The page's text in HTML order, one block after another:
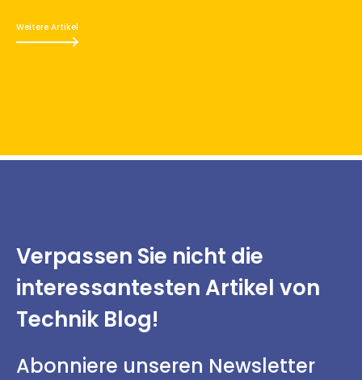
Weitere Artikel
Verpassen Sie nicht die
interessantestenArtikel von
Technik Blog!
Abonniere unseren Newsletter